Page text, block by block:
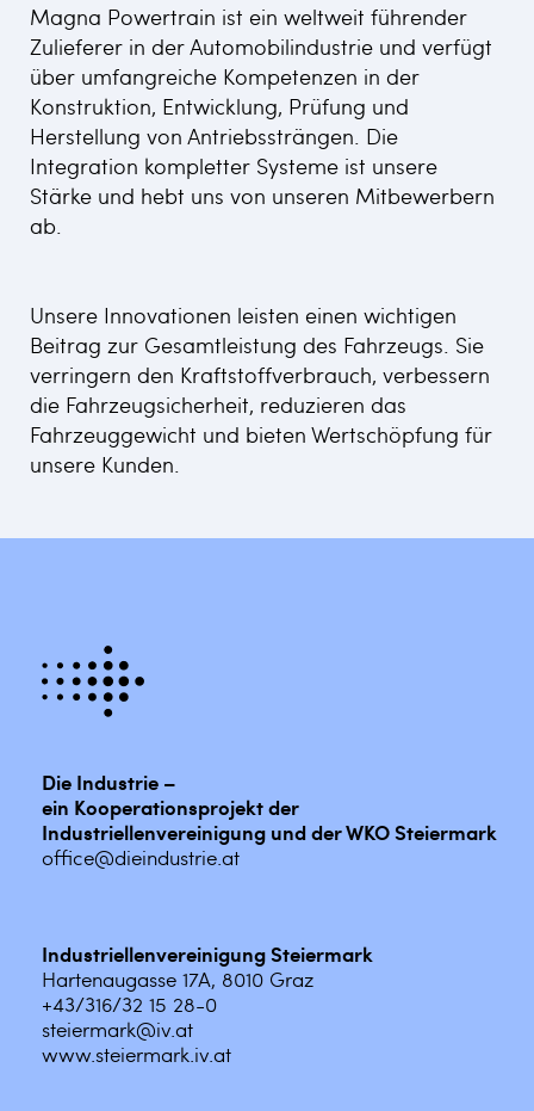
Magna Powertrain ist ein weltweit führender
Zulieferer in der Automobilindustrie und verfügt
über umfangreiche Kompetenzen in der
Konstruktion, Entwicklung, Prüfung und
Herstellung von Antriebssträngen. Die
Integration kompletter Systeme ist unsere
Stärke und hebt uns von unseren Mitbewerbern
ab.​
Unsere Innovationen leisten einen wichtigen
Beitrag zur Gesamtleistung des Fahrzeugs. Sie
verringern den Kraftstoffverbrauch, verbessern
die Fahrzeugsicherheit, reduzieren das
Fahrzeuggewicht und bieten Wertschöpfung für
unsere Kunden.
Die Industrie –
ein Kooperationsprojekt der
Industriellenvereinigung und der WKO Steiermark
office@dieindustrie.at
Industriellenvereinigung Steiermark
Hartenaugasse 17A, 8010 Graz
+43/316/32 15 28-0
steiermark@iv.at
www.steiermark.iv.at